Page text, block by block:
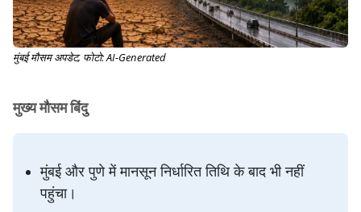
मुंबई मौसम अपडेट, फोटो: AI-Generated
मुख्य मौसम बिंदु
मुंबई और पुणे में मानसून निर्धारित तिथि के बाद भी नहीं
पहुंचा।